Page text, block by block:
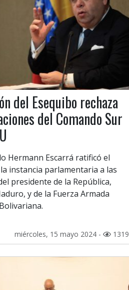
del Esequibo rechaza
del Comando Sur
Hermann Escarrá ratificó el
instancia parlamentaria a las
presidente de la República,
y de la Fuerza Armada
miércoles, 15 mayo 2024 - 1319